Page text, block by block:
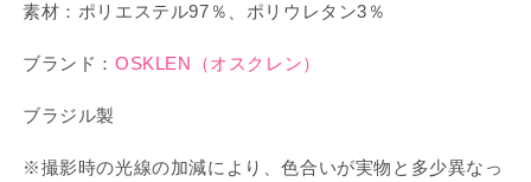
素材：ポリエステル97％、ポリウレタン3％
ブランド： OSKLEN（オスクレン）
ブラジル製
※撮影時の光線の加減により、色合いが実物と多少異なっ